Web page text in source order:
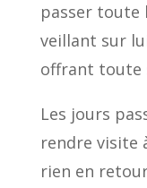
passer toute
veillant sur
offrant toute
Les jours
rendre visite
rien en